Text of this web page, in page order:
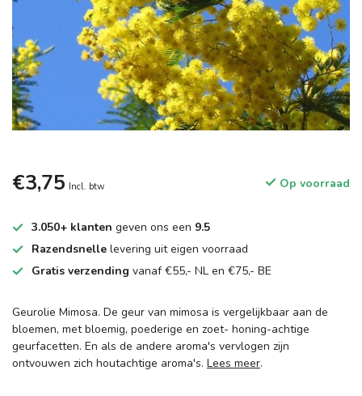
€3,75 Incl. btw Op voorraad
3.050+ klanten geven ons een 9.5
Razendsnelle levering uit eigen voorraad
Gratis verzending vanaf €55,- NL en €75,- BE
Geurolie Mimosa. De geur van mimosa is vergelijkbaar aan de
bloemen, met bloemig, poederige en zoet- honing-achtige
geurfacetten. En als de andere aroma's vervlogen zijn
ontvouwen zich houtachtige aroma's. Lees meer.